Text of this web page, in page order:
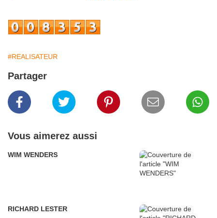
#REALISATEUR
Partager
Vous aimerez aussi
WIM WENDERS
RICHARD LESTER